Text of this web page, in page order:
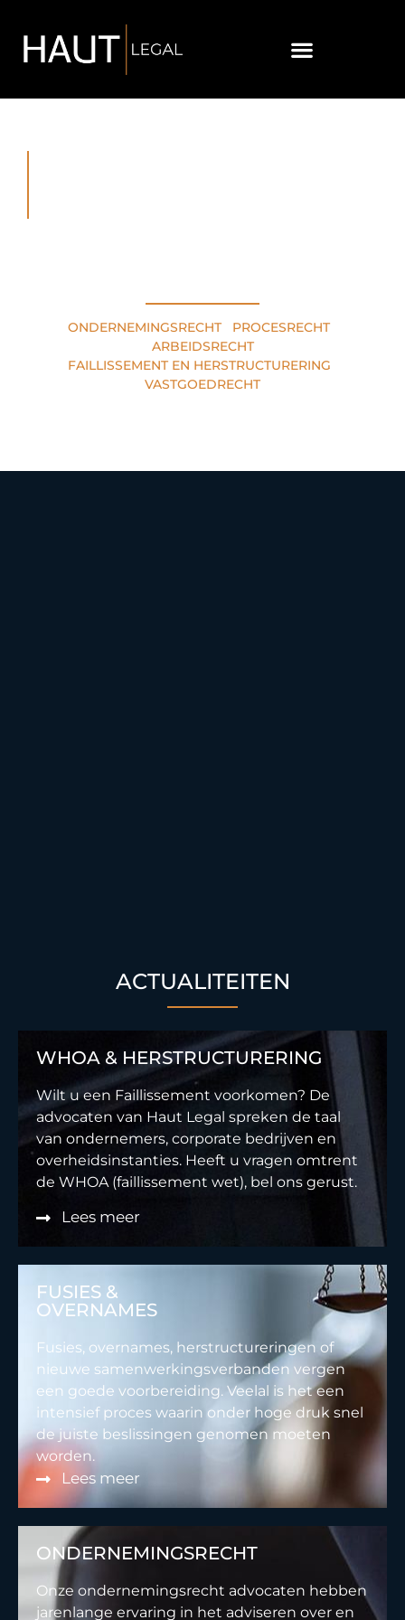
ONDERNEMINGSRECHT• PROCESRECHT•
ARBEIDSRECHT
FAILLISSEMENT EN HERSTRUCTURERING
VASTGOEDRECHT
ACTUALITEITEN
WHOA & HERSTRUCTURERING
Wilt u een Faillissement voorkomen? De
advocaten van Haut Legal spreken de taal
van ondernemers, corporate bedrijven en
overheidsinstanties. Heeft u vragen omtrent
de WHOA (faillissement wet), bel ons gerust.
Lees meer
FUSIES &
OVERNAMES
Fusies, overnames, herstructureringen of
nieuwe samenwerkingsverbanden vergen
een goede voorbereiding. Veelal is het een
intensief proces waarin onder hoge druk snel
de juiste beslissingen genomen moeten
worden.
Lees meer
ONDERNEMINGSRECHT
Onze ondernemingsrecht advocaten hebben
jarenlange ervaring in het adviseren over en